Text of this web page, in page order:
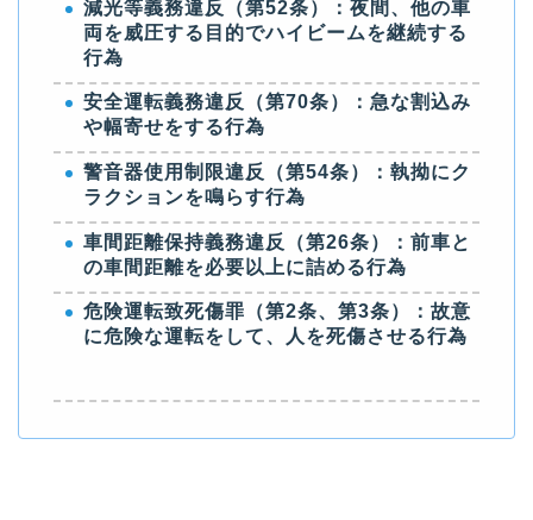
減光等義務違反（第52条）：夜間、他の車
両を威圧する目的でハイビームを継続する
行為
安全運転義務違反（第70条）：急な割込み
や幅寄せをする行為
警音器使用制限違反（第54条）：執拗にク
ラクションを鳴らす行為
車間距離保持義務違反（第26条）：前車と
の車間距離を必要以上に詰める行為
危険運転致死傷罪（第2条、第3条）：故意
に危険な運転をして、人を死傷させる行為